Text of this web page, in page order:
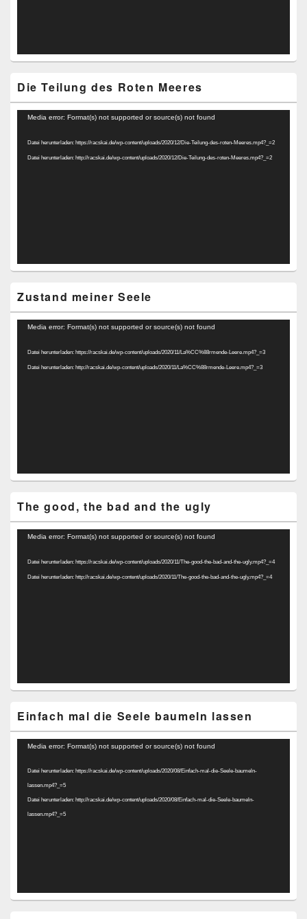
Die Teilung des Roten Meeres
Video-
Media error: Format(s) not supported or source(s) not found
Datei herunterladen: https://racskai.de/wp-content/uploads/2020/12/Die-Teilung-des-roten-Meeres.mp4?_=2
Datei herunterladen: http://racskai.de/wp-content/uploads/2020/12/Die-Teilung-des-roten-Meeres.mp4?_=2
Zustand meiner Seele
Video-
Media error: Format(s) not supported or source(s) not found
Datei herunterladen: https://racskai.de/wp-content/uploads/2020/11/La%CC%88rmende-Leere.mp4?_=3
Datei herunterladen: http://racskai.de/wp-content/uploads/2020/11/La%CC%88rmende-Leere.mp4?_=3
The good, the bad and the ugly
Video-
Media error: Format(s) not supported or source(s) not found
Datei herunterladen: https://racskai.de/wp-content/uploads/2020/11/The-good-the-bad-and-the-ugly.mp4?_=4
Datei herunterladen: http://racskai.de/wp-content/uploads/2020/11/The-good-the-bad-and-the-ugly.mp4?_=4
Einfach mal die Seele baumeln lassen
Video-
Media error: Format(s) not supported or source(s) not found
Datei herunterladen: https://racskai.de/wp-content/uploads/2020/08/Einfach-mal-die-Seele-baumeln-
lassen.mp4?_=5
Datei herunterladen: http://racskai.de/wp-content/uploads/2020/08/Einfach-mal-die-Seele-baumeln-
lassen.mp4?_=5